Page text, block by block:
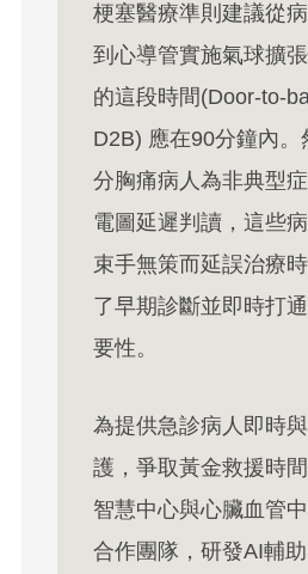
梗塞醫療準則建議從
到心導管實施氣球擴
的這段時間(Door-to-
D2B) 應在90分鐘內。
分胸痛病人為非典型
電圖延遲判讀，這些
束手無策而延誤治療
了早期診斷並即時打
要性。
為提供急診病人即時
護，爭取黃金救援時
智慧中心與心臟血管
合作團隊，研發AI輔